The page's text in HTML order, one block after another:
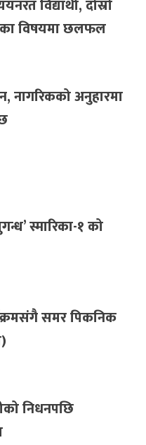
विद्यार्थी, दोस्रो
विषयमा छलफल
नागरिकको अनुहारमा
स्मारिका-१ को
समर पिकनिक
निधनपछि